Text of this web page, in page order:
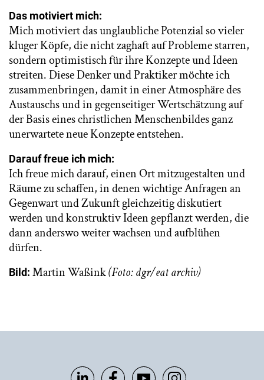
Das motiviert mich:
Mich motiviert das unglaubliche Potenzial so vieler
kluger Köpfe, die nicht zaghaft auf Probleme starren,
sondern optimistisch für ihre Konzepte und Ideen
streiten. Diese Denker und Praktiker möchte ich
zusammenbringen, damit in einer Atmosphäre des
Austauschs und in gegenseitiger Wertschätzung auf
der Basis eines christlichen Menschenbildes ganz
unerwartete neue Konzepte entstehen.
Darauf freue ich mich:
Ich freue mich darauf, einen Ort mitzugestalten und
Räume zu schaffen, in denen wichtige Anfragen an
Gegenwart und Zukunft gleichzeitig diskutiert
werden und konstruktiv Ideen gepflanzt werden, die
dann anderswo weiter wachsen und aufblühen
dürfen.
Bild: Martin Waßink(Foto: dgr/eat archiv)